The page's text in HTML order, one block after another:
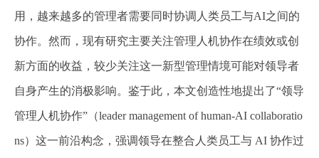
用，越来越多的管理者需要同时协调人类员工与AI之间的
协作。然而，现有研究主要关注管理人机协作在绩效或创
新方面的收益，较少关注这一新型管理情境可能对领导者
自身产生的消极影响。鉴于此，本文创造性地提出了“领导
管理人机协作” （leader management of human-AI collaboratio
ns）这一前沿构念，强调领导在整合人类员工与 AI 协作过